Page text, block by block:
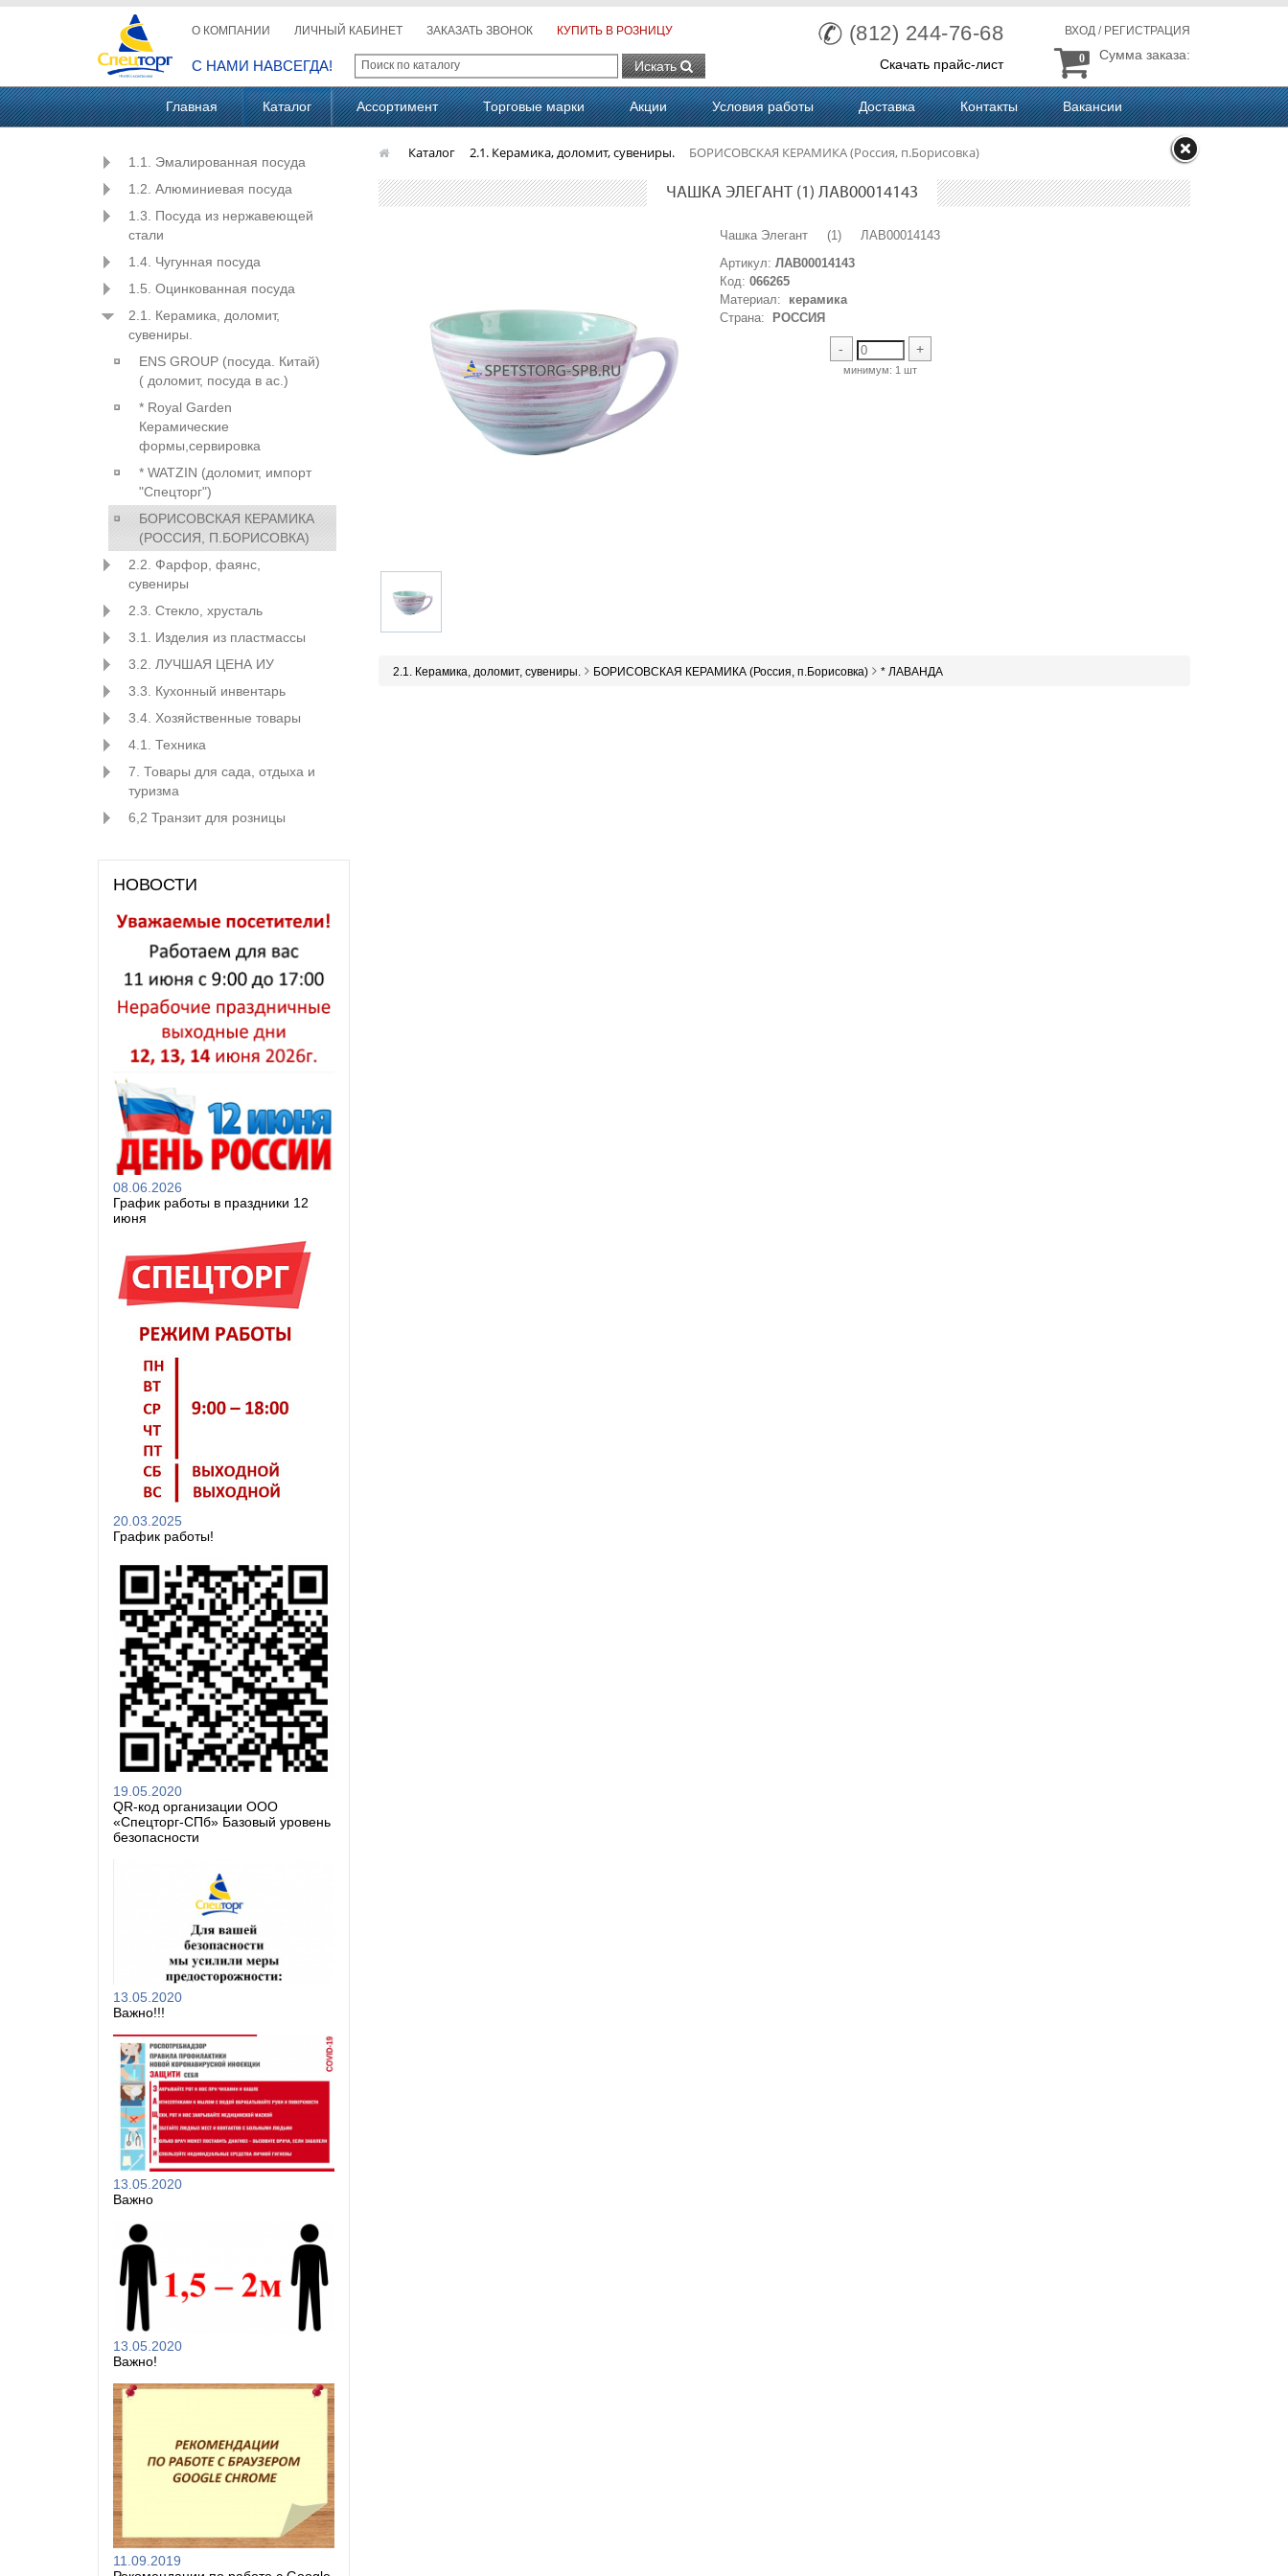
О КОМПАНИИ ЛИЧНЫЙ КАБИНЕТ ЗАКАЗАТЬ ЗВОНОК КУПИТЬ В РОЗНИЦУ
С НАМИ НАВСЕГДА! Искать
(812) 244-76-68
Скачать прайс-лист
ВХОД / РЕГИСТРАЦИЯ
Сумма заказа:
0
Главная Каталог Ассортимент Торговые марки Акции Условия работы Доставка Контакты Вакансии
1.1. Эмалированная посуда
1.2. Алюминиевая посуда
1.3. Посуда из нержавеющей
стали
1.4. Чугунная посуда
1.5. Оцинкованная посуда
2.1. Керамика, доломит,
сувениры.
ENS GROUP (посуда. Китай)
( доломит, посуда в ас.)
* Royal Garden
Керамические
формы,сервировка
* WATZIN (доломит, импорт
"Спецторг")
БОРИСОВСКАЯ КЕРАМИКА
(РОССИЯ, П.БОРИСОВКА)
2.2. Фарфор, фаянс,
сувениры
2.3. Стекло, хрусталь
3.1. Изделия из пластмассы
3.2. ЛУЧШАЯ ЦЕНА ИУ
3.3. Кухонный инвентарь
3.4. Хозяйственные товары
4.1. Техника
7. Товары для сада, отдыха и
туризма
6,2 Транзит для розницы
НОВОСТИ
08.06.2026
График работы в праздники 12
июня
20.03.2025
График работы!
19.05.2020
QR-код организации ООО
«Спецторг-СПб» Базовый уровень
безопасности
13.05.2020
Важно!!!
13.05.2020
Важно
13.05.2020
Важно!
11.09.2019
Каталог 2.1. Керамика, доломит, сувениры. БОРИСОВСКАЯ КЕРАМИКА (Россия, п.Борисовка)
ЧАШКА ЭЛЕГАНТ (1) ЛАВ00014143
Чашка Элегант (1) ЛАВ00014143
Артикул:ЛАВ00014143
Код:066265
Материал:
керамика
Страна:
РОССИЯ
- +
минимум: 1 шт
2.1. Керамика, доломит, сувениры. БОРИСОВСКАЯ КЕРАМИКА (Россия, п.Борисовка) * ЛАВАНДА